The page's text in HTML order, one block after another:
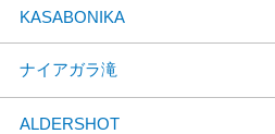
KASABONIKA
ナイアガラ滝
ALDERSHOT